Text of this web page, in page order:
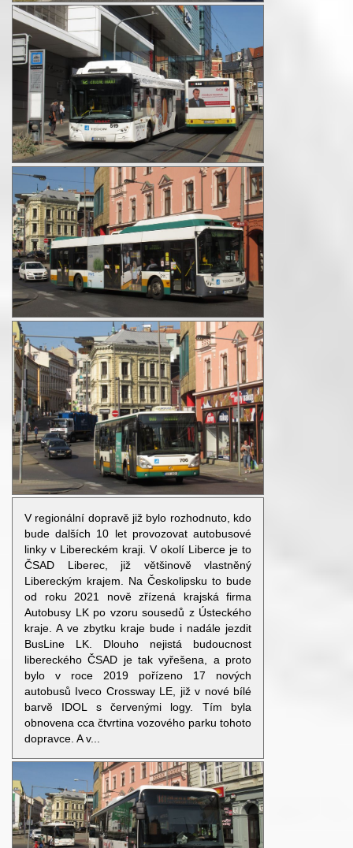
V regionální dopravě již bylo rozhodnuto, kdo
bude dalších 10 let provozovat autobusové
linky v Libereckém kraji. V okolí Liberce je to
ČSAD Liberec, již většinově vlastněný
Libereckým krajem. Na Českolipsku to bude
od roku 2021 nově zřízená krajská firma
Autobusy LK po vzoru sousedů z Ústeckého
kraje. A ve zbytku kraje bude i nadále jezdit
BusLine LK. Dlouho nejistá budoucnost
libereckého ČSAD je tak vyřešena, a proto
bylo v roce 2019 pořízeno 17 nových
autobusů Iveco Crossway LE, již v nové bílé
barvě IDOL s červenými logy. Tím byla
obnovena cca čtvrtina vozového parku tohoto
dopravce. A v...